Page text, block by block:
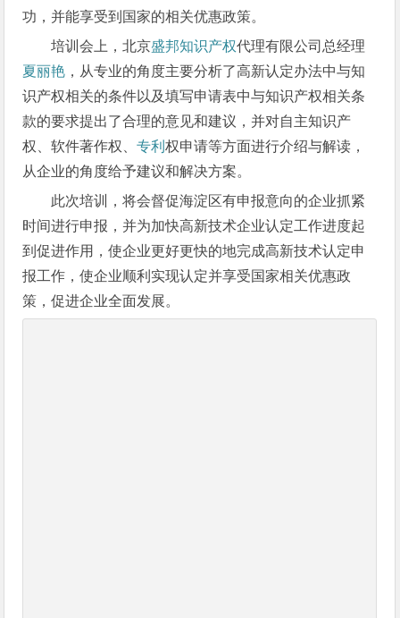
功，并能享受到国家的相关优惠政策。
培训会上，北京盛邦知识产权代理有限公司总经理
夏丽艳 ，从专业的角度主要分析了高新认定办法中与知
识产权相关的条件以及填写申请表中与知识产权相关条
款的要求提出了合理的意见和建议，并对自主知识产
权、软件著作权、专利权申请等方面进行介绍与解读，
从企业的角度给予建议和解决方案。
此次培训，将会督促海淀区有申报意向的企业抓紧
时间进行申报，并为加快高新技术企业认定工作进度起
到促进作用，使企业更好更快的地完成高新技术认定申
报工作，使企业顺利实现认定并享受国家相关优惠政
策，促进企业全面发展。